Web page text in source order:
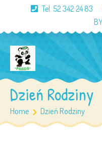
Tel. 52 342 24 83
Dzień Rodziny
Home Dzień Rodziny